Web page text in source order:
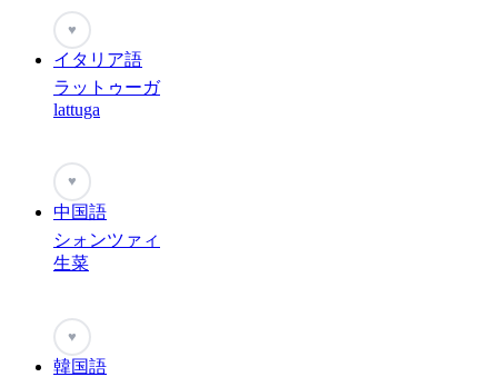
♥
イタリア語
ラットゥーガ
lattuga
♥
中国語
シォンツァィ
生菜
♥
韓国語